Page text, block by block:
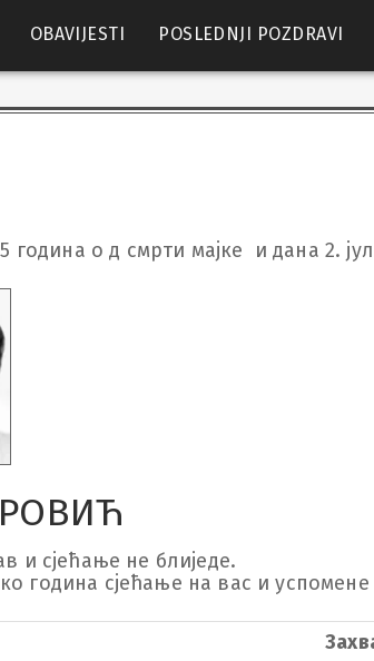
OBAVIJESTI POSLEDNJI POZDRAVI
година о д смрти мајке  и дана 2.
и сјећање не блиједе.
година сјећање на вас и успомене